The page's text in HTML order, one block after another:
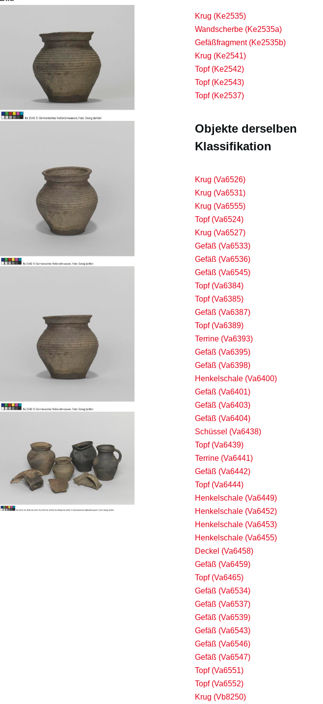
Krug (Ke2535)
Wandscherbe (Ke2535a)
Gefäßfragment (Ke2535b)
Krug (Ke2541)
Topf (Ke2542)
Topf (Ke2543)
Topf (Ke2537)
Objekte derselben
Klassifikation
Krug (Va6526)
Krug (Va6531)
Krug (Va6555)
Topf (Va6524)
Krug (Va6527)
Gefäß (Va6533)
Gefäß (Va6536)
Gefäß (Va6545)
Topf (Va6384)
Topf (Va6385)
Gefäß (Va6387)
Topf (Va6389)
Terrine (Va6393)
Gefäß (Va6395)
Gefäß (Va6398)
Henkelschale (Va6400)
Gefäß (Va6401)
Gefäß (Va6403)
Gefäß (Va6404)
Schüssel (Va6438)
Topf (Va6439)
Terrine (Va6441)
Gefäß (Va6442)
Topf (Va6444)
Henkelschale (Va6449)
Henkelschale (Va6452)
Henkelschale (Va6453)
Henkelschale (Va6455)
Deckel (Va6458)
Gefäß (Va6459)
Topf (Va6465)
Gefäß (Va6534)
Gefäß (Va6537)
Gefäß (Va6539)
Gefäß (Va6543)
Gefäß (Va6546)
Gefäß (Va6547)
Topf (Va6551)
Topf (Va6552)
Krug (Vb8250)